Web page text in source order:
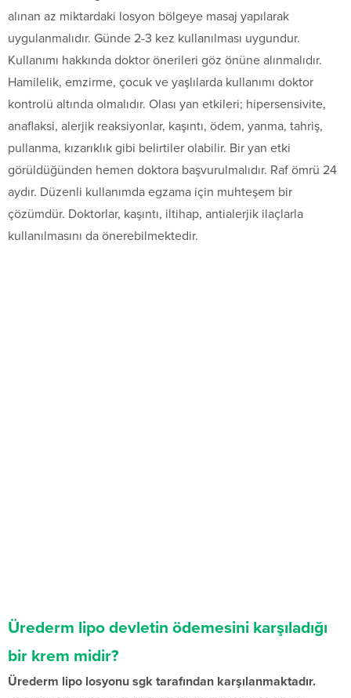
alınan az miktardaki losyon bölgeye masaj yapılarak
uygulanmalıdır. Günde 2-3 kez kullanılması uygundur.
Kullanımı hakkında doktor önerileri göz önüne alınmalıdır.
Hamilelik, emzirme, çocuk ve yaşlılarda kullanımı doktor
kontrolü altında olmalıdır. Olası yan etkileri; hipersensivite,
anaflaksi, alerjik reaksiyonlar, kaşıntı, ödem, yanma, tahriş,
pullanma, kızarıklık gibi belirtiler olabilir. Bir yan etki
görüldüğünden hemen doktora başvurulmalıdır. Raf ömrü 24
aydır. Düzenli kullanımda egzama için muhteşem bir
çözümdür. Doktorlar, kaşıntı, iltihap, antialerjik ilaçlarla
kullanılmasını da önerebilmektedir.
Ürederm lipo devletin ödemesini karşıladığı
bir krem midir?
Ürederm lipo losyonu sgk tarafından karşılanmaktadır.